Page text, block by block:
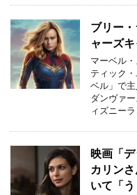
ブリー
ャーズ
マーベル
ティック
ベル」で
ダンヴァ
ィズニー
映画「
カリン
いて「